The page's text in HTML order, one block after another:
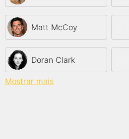
Matt McCoy
Doran Clark
Mostrar mais